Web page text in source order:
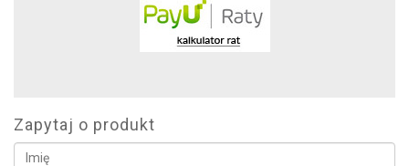
Zapytaj o produkt